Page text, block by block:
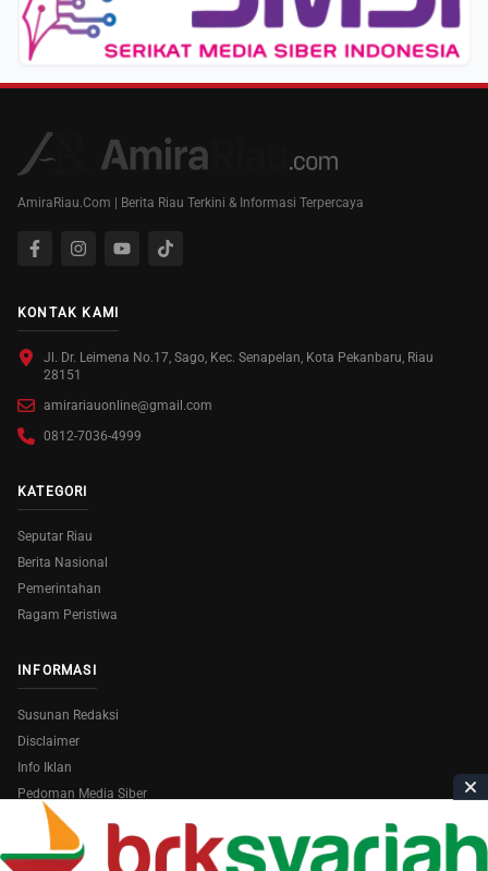
AmiraRiau.Com | Berita Riau Terkini & Informasi Terpercaya
KONTAK KAMI
Jl. Dr. Leimena No.17, Sago, Kec. Senapelan, Kota Pekanbaru, Riau
28151
amirariauonline@gmail.com
0812-7036-4999
KATEGORI
Seputar Riau
Berita Nasional
Pemerintahan
Ragam Peristiwa
INFORMASI
Susunan Redaksi
Disclaimer
Info Iklan
Pedoman Media Siber